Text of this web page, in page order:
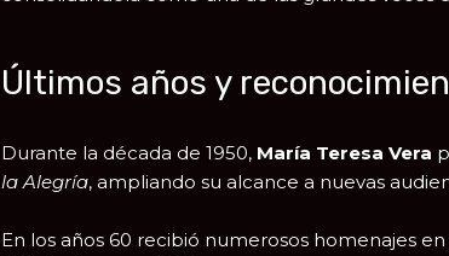
Últimos años y
Durante la década de 1950, María Teresa Vera
la Alegría, ampliando su alcance a nuevas
En los años 60 recibió numerosos homenajes